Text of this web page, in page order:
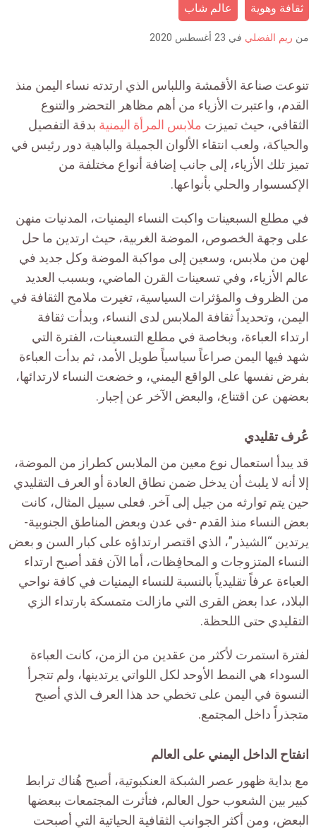
ثقافة وهوية عالم شاب
من ريم الفضلي في 23 أغسطس 2020
تنوعت صناعة الأقمشة واللباس الذي ارتدته نساء اليمن منذ
القدم، واعتبرت الأزياء من أهم مظاهر التحضر والتنوع
الثقافي، حيث تميزت ملابس المرأة اليمنية بدقة التفصيل
والحياكة، ولعب انتقاء الألوان الجميلة والباهية دور رئيس في
تميز تلك الأزياء، إلى جانب إضافة أنواع مختلفة من
الإكسسوار والحلي بأنواعها.
في مطلع السبعينات واكبت النساء اليمنيات، المدنيات منهن
على وجهة الخصوص، الموضة الغربية، حيث ارتدين ما حل
لهن من ملابس، وسعين إلى مواكبة الموضة وكل جديد في
عالم الأزياء، وفي تسعينات القرن الماضي، وبسبب العديد
من الظروف والمؤثرات السياسية، تغيرت ملامح الثقافة في
اليمن، وتحديداً ثقافة الملابس لدى النساء، وبدأت ثقافة
ارتداء العباءة، وبخاصة في مطلع التسعينات، الفترة التي
شهد فيها اليمن صراعاً سياسياً طويل الأمد، ثم بدأت العباءة
بفرض نفسها على الواقع اليمني، و خضعت النساء لارتدائها،
بعضهن عن اقتناع، والبعض الآخر عن إجبار.
عُرف تقليدي
قد يبدأ استعمال نوع معين من الملابس كطراز من الموضة،
إلا أنه لا يلبث أن يدخل ضمن نطاق العادة أو العرف التقليدي
حين يتم توارثه من جيل إلى آخر. فعلى سبيل المثال، كانت
بعض النساء منذ القدم -في عدن وبعض المناطق الجنوبية-
يرتدين “الشيذر”، الذي اقتصر ارتداؤه على كبار السن و بعض
النساء المتزوجات و المحافِظات، أما الآن فقد أصبح ارتداء
العباءة عرفاً تقليدياً بالنسبة للنساء اليمنيات في كافة نواحي
البلاد، عدا بعض القرى التي مازالت متمسكة بارتداء الزي
التقليدي حتى اللحظة.
لفترة استمرت لأكثر من عقدين من الزمن، كانت العباءة
السوداء هي النمط الأوحد لكل اللواتي يرتدينها، ولم تتجرأ
النسوة في اليمن على تخطي حد هذا العرف الذي أصبح
متجذراً داخل المجتمع.
انفتاح الداخل اليمني على العالم
مع بداية ظهور عصر الشبكة العنكبوتية، أصبح هُناك ترابط
كبير بين الشعوب حول العالم، فتأثرت المجتمعات ببعضها
البعض، ومن أكثر الجوانب الثقافية الحياتية التي أصبحت